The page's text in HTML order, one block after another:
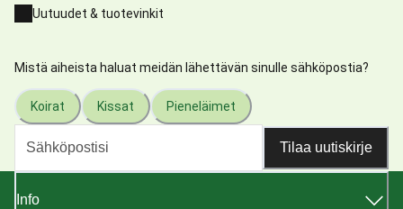
Uutuudet & tuotevinkit
Mistä aiheista haluat meidän lähettävän sinulle sähköpostia?
Koirat Kissat Pieneläimet
Tilaa uutiskirje
Info